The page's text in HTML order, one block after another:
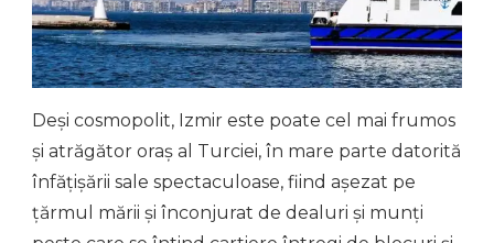
Deși cosmopolit, Izmir este poate cel mai frumos
și atrăgător oraș al Turciei, în mare parte datorită
înfățișării sale spectaculoase, fiind așezat pe
țărmul mării și înconjurat de dealuri și munți